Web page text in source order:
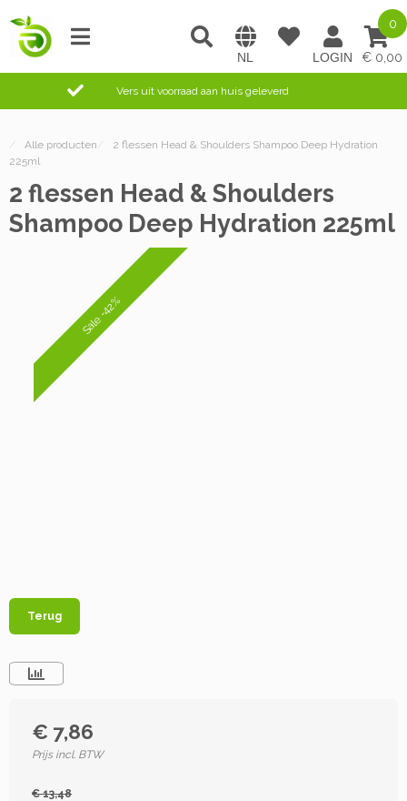
0,00
0
Vers uit voorraad aan huis geleverd
/ Alle producten /
2 flessen Head & Shoulders Shampoo Deep Hydration
225ml
2 flessen Head & Shoulders
Shampoo Deep Hydration 225ml
Sale -42%
Terug
€ 7,86
Prijs incl. BTW
€ 13,48